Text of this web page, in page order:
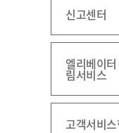
신고센터
엘리베이
림서비스
고객서비